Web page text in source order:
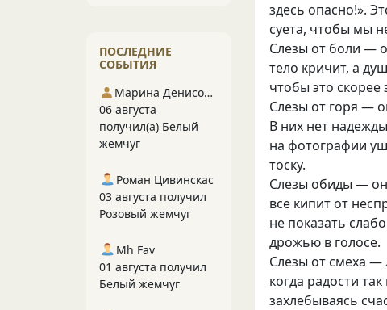
здесь опасно!».
суета, чтобы мы
Слезы от боли —
тело кричит, а
чтобы это скорее
Слезы от горя —
В них нет
на фотографии
тоску.
Слезы обиды —
все кипит от
не показать
дрожью в голосе.
Слезы от смеха
когда радости
захлебываясь
ПОСЛЕДНИЕ
СОБЫТИЯ
Марина Денисова 5
06 августа
получил(а) Белый
жемчуг
Роман Цивинскас
03 августа получил
Розовый жемчуг
Mh Fav
01 августа получил
Белый жемчуг